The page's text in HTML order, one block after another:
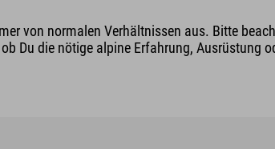
von normalen Verhältnissen aus. Bitte
Du die nötige alpine Erfahrung,